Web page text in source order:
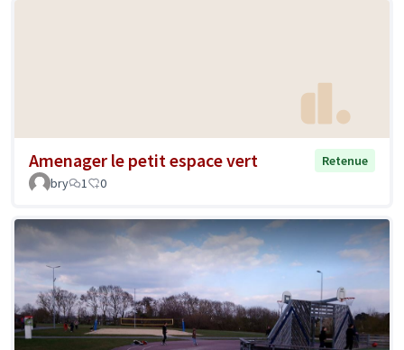
Amenager le petit espace vert
Retenue
bry
1 0